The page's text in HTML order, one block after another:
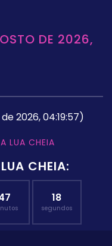
DE 2026,
2026, 04:19:57)
LUA CHEIA
CHEIA:
17
segundos